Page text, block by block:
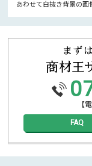
あわせて白抜き背景の画
【
FAQ